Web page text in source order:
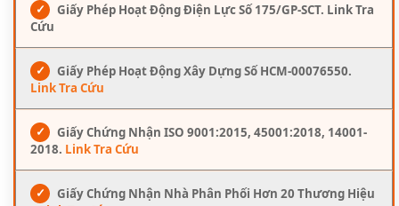
✓
Giấy Phép Hoạt Động Điện Lực Số 175/GP-SCT. Link Tra
Cứu
✓
Giấy Phép Hoạt Động Xây Dựng Số HCM-00076550.
Link Tra Cứu
✓
Giấy Chứng Nhận ISO 9001:2015, 45001:2018, 14001-
2018. Link Tra Cứu
✓
Giấy Chứng Nhận Nhà Phân Phối Hơn 20 Thương Hiệu